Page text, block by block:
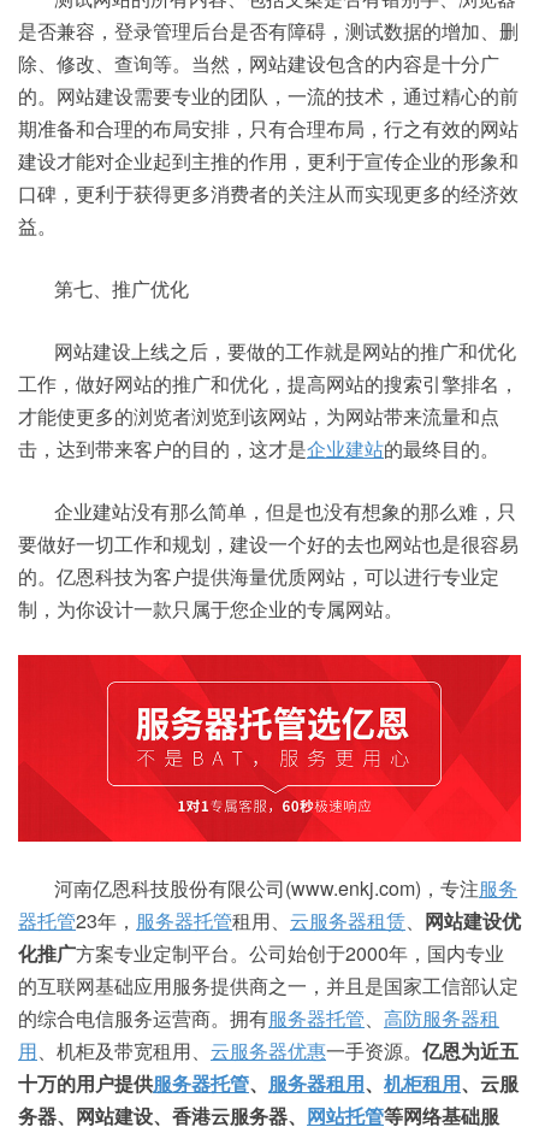
是否兼容，登录管理后台是否有障碍，测试数据的增加、删
除、修改、查询等。当然，网站建设包含的内容是十分广
的。网站建设需要专业的团队，一流的技术，通过精心的前
期准备和合理的布局安排，只有合理布局，行之有效的网站
建设才能对企业起到主推的作用，更利于宣传企业的形象和
口碑，更利于获得更多消费者的关注从而实现更多的经济效
益。
第七、推广优化
网站建设上线之后，要做的工作就是网站的推广和优化
工作，做好网站的推广和优化，提高网站的搜索引擎排名，
才能使更多的浏览者浏览到该网站，为网站带来流量和点
击，达到带来客户的目的，这才是企业建站的最终目的。
企业建站没有那么简单，但是也没有想象的那么难，只
要做好一切工作和规划，建设一个好的去也网站也是很容易
的。亿恩科技为客户提供海量优质网站，可以进行专业定
制，为你设计一款只属于您企业的专属网站。
河南亿恩科技股份有限公司(www.enkj.com)，专注服务
器托管23年， 服务器托管租用、 云服务器租赁、 网站建设优
化推广方案专业定制平台。公司始创于2000年，国内专业
的互联网基础应用服务提供商之一，并且是国家工信部认定
的综合电信服务运营商。拥有服务器托管、 高防服务器租
用、机柜及带宽租用、 云服务器优惠一手资源。 亿恩为近五
十万的用户提供服务器托管、 服务器租用、 机柜租用、云服
务器、网站建设、香港云服务器、 网站托管等网络基础服